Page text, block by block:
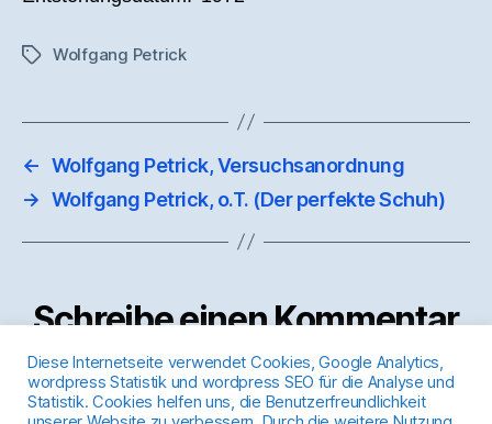
Schlagwörter
Wolfgang Petrick
← Wolfgang Petrick, Versuchsanordnung
→ Wolfgang Petrick, o.T. (Der perfekte Schuh)
Schreibe einen Kommentar
Du musstangemeldetsein, um einen Kommentar
abzugeben.
Diese Internetseite verwendet Cookies, Google Analytics,
wordpress Statistik und wordpress SEO für die Analyse und
Statistik. Cookies helfen uns, die Benutzerfreundlichkeit